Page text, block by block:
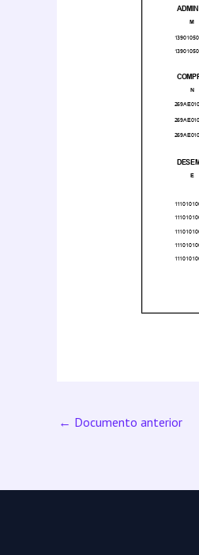
← Documento anterior